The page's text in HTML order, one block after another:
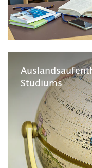
Studiums